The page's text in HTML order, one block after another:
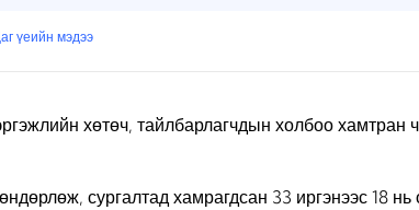
үеийн мэдээ
хөтөч, тайлбарлагчдын холбоо хамтран
сургалтад хамрагдсан 33 иргэнээс 18